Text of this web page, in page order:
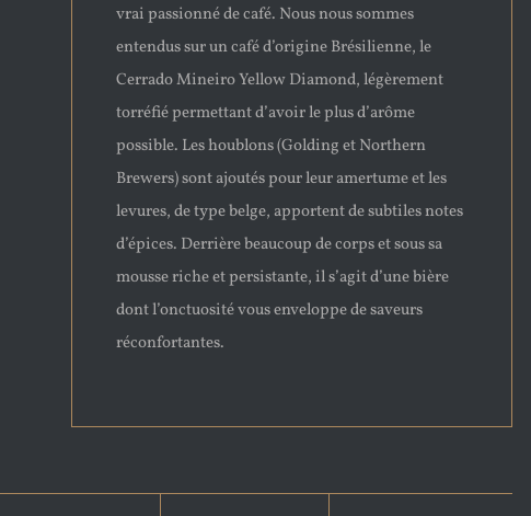
vrai passionné de café. Nous nous sommes
entendus sur un café d’origine Brésilienne, le
Cerrado Mineiro Yellow Diamond, légèrement
torréfié permettant d’avoir le plus d’arôme
possible. Les houblons (Golding et Northern
Brewers) sont ajoutés pour leur amertume et les
levures, de type belge, apportent de subtiles notes
d’épices. Derrière beaucoup de corps et sous sa
mousse riche et persistante, il s’agit d’une bière
dont l’onctuosité vous enveloppe de saveurs
réconfortantes.